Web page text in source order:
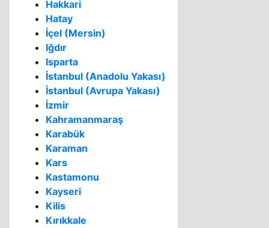
Hakkari
Hatay
İçel (Mersin)
Iğdır
Isparta
İstanbul (Anadolu Yakası)
İstanbul (Avrupa Yakası)
İzmir
Kahramanmaraş
Karabük
Karaman
Kars
Kastamonu
Kayseri
Kilis
Kırıkkale